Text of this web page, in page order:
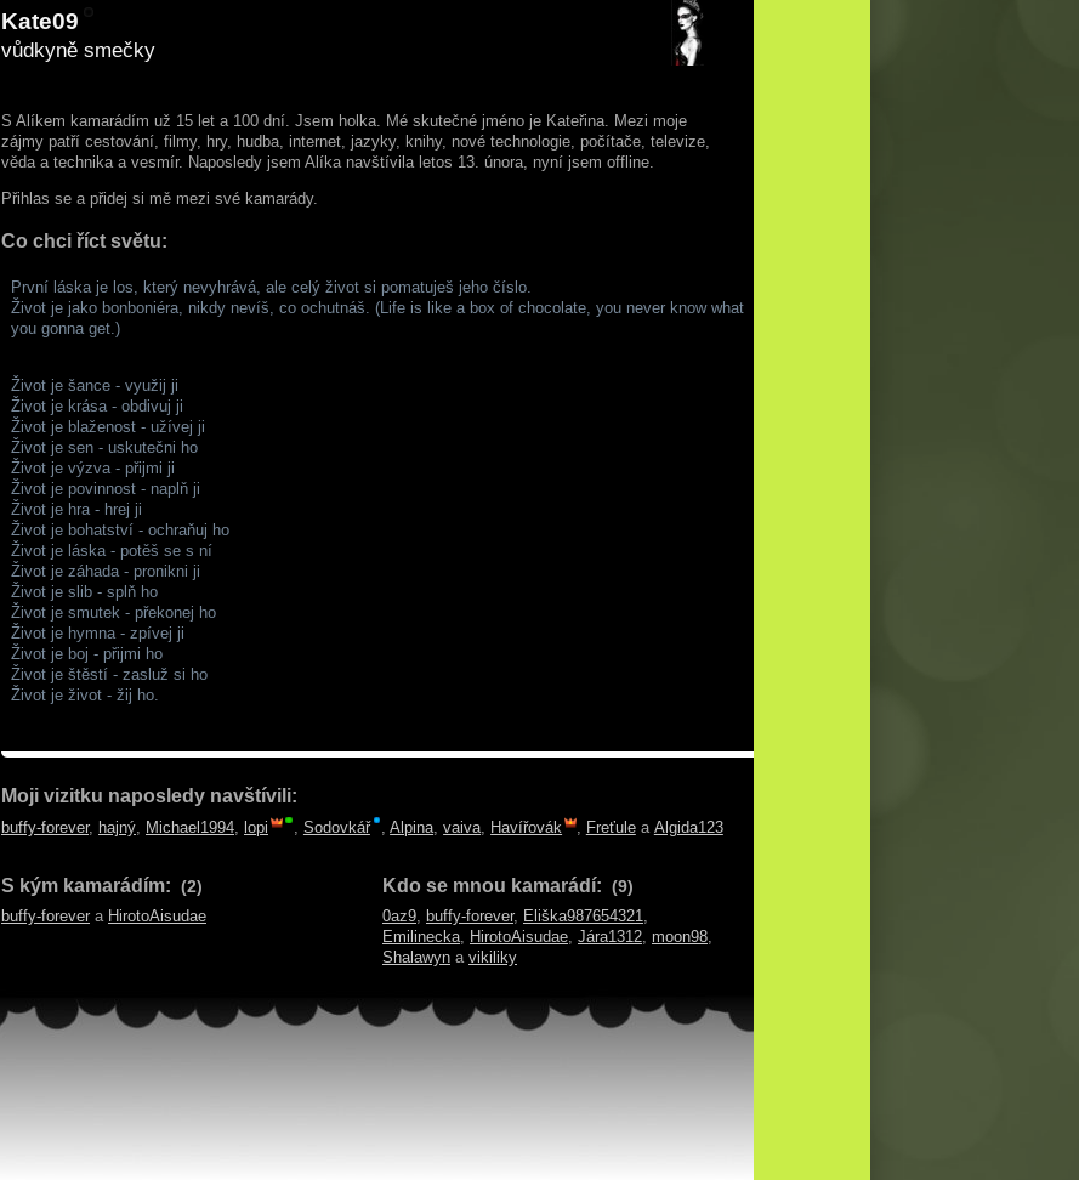
Kate09
vůdkyně smečky
S Alíkem kamarádím už 15 let a 100 dní . Jsem holka. Mé skutečné jméno je Kateřina. Mezi moje
zájmy patří cestování, filmy, hry, hudba, internet, jazyky, knihy, nové technologie, počítače, televize,
věda a technika a vesmír. Naposledy jsem Alíka navštívila letos 13. února, nyní jsem offline.
Přihlas se a přidej si mě mezi své kamarády.
Co chci říct světu:
První láska je los, který nevyhrává, ale celý život si pomatuješ jeho číslo.
Život je jako bonboniéra, nikdy nevíš, co ochutnáš. (Life is like a box of chocolate, you never know what
you gonna get.)
Život je šance - využij ji
Život je krása - obdivuj ji
Život je blaženost - užívej ji
Život je sen - uskutečni ho
Život je výzva - přijmi ji
Život je povinnost - naplň ji
Život je hra - hrej ji
Život je bohatství - ochraňuj ho
Život je láska - potěš se s ní
Život je záhada - pronikni ji
Život je slib - splň ho
Život je smutek - překonej ho
Život je hymna - zpívej ji
Život je boj - přijmi ho
Život je štěstí - zasluž si ho
Život je život - žij ho.
Moji vizitku naposledy navštívili:
buffy-forever, hajný Michael1994 lopi Sodovkář ,Alpina ,vaiva Havířovák , Freťulea Algida123
S kým kamarádím: (2)
buffy-forever a HirotoAisudae
Kdo se mnou kamarádí: (9)
0az9, buffy-forever, Eliška987654321,
Emilinecka, HirotoAisudae, Jára1312, moon98,
Shalawyn a vikiliky